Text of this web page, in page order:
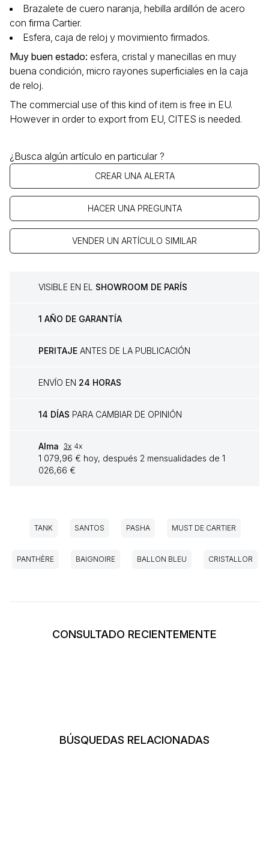
Brazalete de cuero naranja, hebilla ardillón de acero
con firma Cartier.
Esfera‚ caja de reloj y movimiento firmados.
Muy buen estado: esfera, cristal y manecillas en muy
buena condición, micro rayones superficiales en la caja
de reloj.
The commercial use of this kind of item is free in EU.
However in order to export from EU, CITES is needed.
¿Busca algún artículo en particular ?
CREAR UNA ALERTA
HACER UNA PREGUNTA
VENDER UN ARTÍCULO SIMILAR
VISIBLE EN EL SHOWROOM DE PARÍS
1 AÑO DE GARANTÍA
PERITAJE ANTES DE LA PUBLICACIÓN
ENVÍO EN 24 HORAS
14 DÍAS PARA CAMBIAR DE OPINIÓN
Alma 3x 4x
1 079,96 € hoy, después 2 mensualidades de 1
026,66 €
TANK SANTOS PASHA MUST DE CARTIER
PANTHÈRE BAIGNOIRE BALLON BLEU CRISTALLOR
CONSULTADO RECIENTEMENTE
BÚSQUEDAS RELACIONADAS